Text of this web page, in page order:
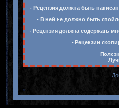
- Рецензия должна быть
- В ней не должно быть
- Рецензия должна содержать
- Рецензии